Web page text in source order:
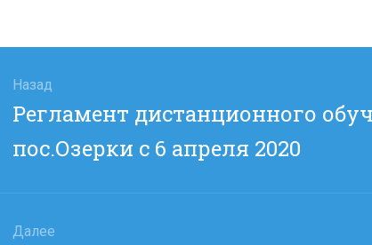
Назад
Предыдущая
Регламент дистанционного
пос.Озерки с 6 апреля 2020
Далее